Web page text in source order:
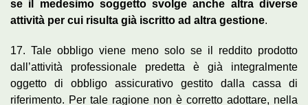
se il medesimo soggetto svolge anche altra diverse
attività per cui risulta già iscritto ad altra gestione.
17. Tale obbligo viene meno solo se il reddito prodotto
dall’attività professionale predetta è già integralmente
oggetto di obbligo assicurativo gestito dalla cassa di
riferimento. Per tale ragione non è corretto adottare, nella